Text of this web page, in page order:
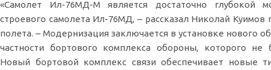
«Самолет Ил-76МД-М является достаточно глубокой
строевого самолета Ил-76МД, – рассказал Николай Куимов
полета. – Модернизация заключается в установке нового
частности бортового комплекса обороны, которого
Новый бортовой комплекс связи обеспечивает новые